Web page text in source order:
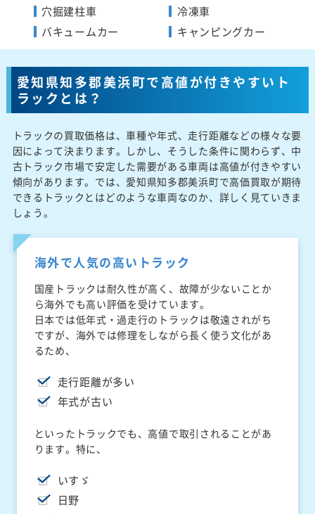
穴掘建柱車
バキュームカー
冷凍車
キャンピングカー
愛知県知多郡美浜町で高値が付きやすいト
ラックとは？
トラックの買取価格は、車種や年式、走行距離などの様々な要
因によって決まります。しかし、そうした条件に関わらず、中
古トラック市場で安定した需要がある車両は高値が付きやすい
傾向があります。では、愛知県知多郡美浜町で高価買取が期待
できるトラックとはどのような車両なのか、詳しく見ていきま
しょう。
海外で人気の高いトラック
国産トラックは耐久性が高く、故障が少ないことか
ら海外でも高い評価を受けています。
日本では低年式・過走行のトラックは敬遠されがち
ですが、海外では修理をしながら長く使う文化があ
るため、
走行距離が多い
年式が古い
といったトラックでも、高値で取引されることがあ
ります。特に、
いすゞ
日野